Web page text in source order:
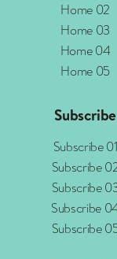
Home 02
Home 03
Home 04
Home 05
Subscribe
Subscribe 01
Subscribe
Subscribe
Subscribe
Subscribe